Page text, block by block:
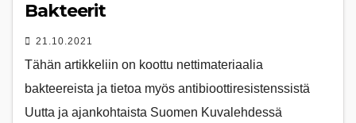
Bakteerit
21.10.2021
Tähän artikkeliin on koottu nettimateriaalia
bakteereista ja tietoa myös antibioottiresistenssistä
Uutta ja ajankohtaista Suomen Kuvalehdessä